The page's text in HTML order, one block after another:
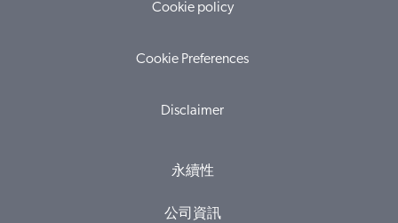
Cookie policy
Cookie Preferences
Disclaimer
永續性
公司資訊